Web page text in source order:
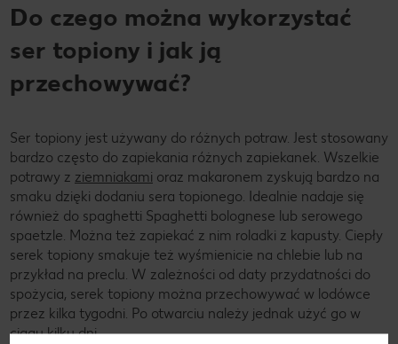
Do czego można wykorzystać
ser topiony i jak ją
przechowywać?
Ser topiony jest używany do różnych potraw. Jest stosowany
bardzo często do zapiekania różnych zapiekanek. Wszelkie
potrawy z ziemniakami oraz makaronem zyskują bardzo na
smaku dzięki dodaniu sera topionego. Idealnie nadaje się
również do spaghetti Spaghetti bolognese lub serowego
spaetzle. Można też zapiekać z nim roladki z kapusty. Ciepły
serek topiony smakuje też wyśmienicie na chlebie lub na
przykład na preclu. W zależności od daty przydatności do
spożycia, serek topiony można przechowywać w lodówce
przez kilka tygodni. Po otwarciu należy jednak użyć go w
ciągu kilku dni.